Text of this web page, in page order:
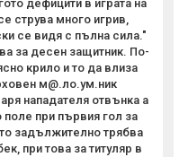
дефицити в играта на
струва много игрив,
се видя с пълна сила."
за десен защитник. По-
крило и то да влиза
м@.ло.ум.ник
нападателя отвънка а
поле при първия гол за
задължително трябва
при това за титуляр в